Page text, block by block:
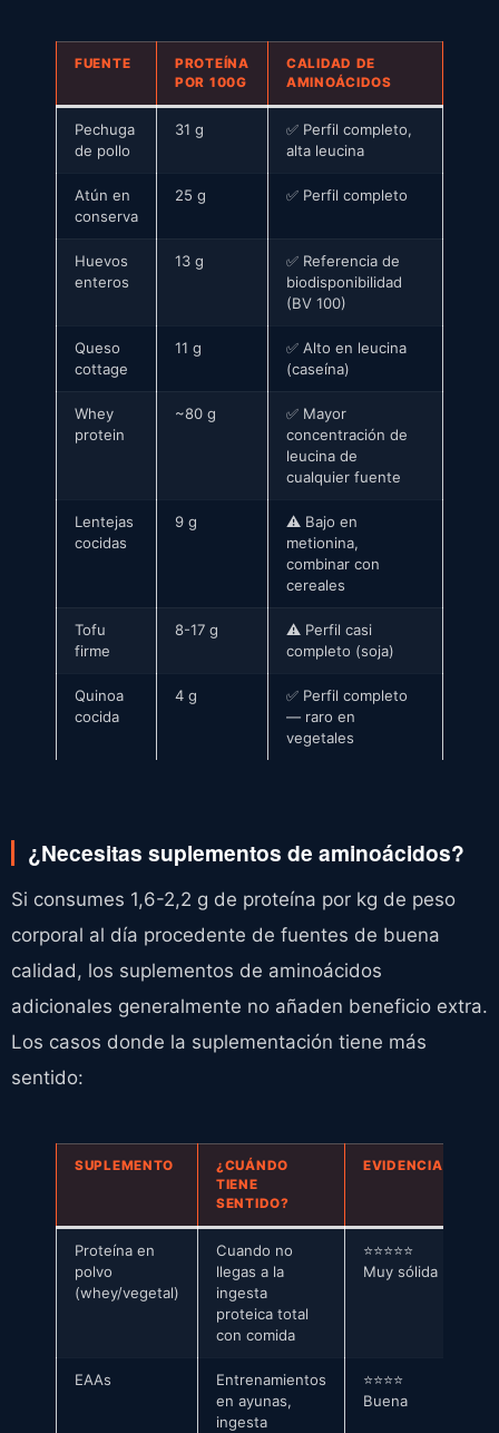
FUENTE
PROTEÍNA
POR 100G
CALIDAD DE
AMINOÁCIDOS
Pechuga
de pollo
31 g
✅ Perfil completo,
alta leucina
Atún en
conserva
25 g ✅ Perfil completo
Huevos
enteros
13 g
✅ Referencia de
biodisponibilidad
(BV 100)
Queso
cottage
11 g
✅ Alto en leucina
(caseína)
Whey
protein
~80 g
✅ Mayor
concentración de
leucina de
cualquier fuente
Lentejas
cocidas
9 g
⚠️ Bajo en
metionina,
combinar con
cereales
Tofu
firme
8-17 g
⚠️ Perfil casi
completo (soja)
Quinoa
cocida
4 g
✅ Perfil completo
— raro en
vegetales
¿Necesitas suplementos de aminoácidos?
Si consumes 1,6-2,2 g de proteína por kg de peso
corporal al día procedente de fuentes de buena
calidad, los suplementos de aminoácidos
adicionales generalmente no añaden beneficio extra.
Los casos donde la suplementación tiene más
sentido:
SUPLEMENTO
¿CUÁNDO
TIENE
SENTIDO?
EVIDENCIA
Proteína en
polvo
(whey/vegetal)
Cuando no
llegas a la
ingesta
proteica total
con comida
⭐⭐⭐⭐⭐
Muy sólida
EAAs
Entrenamientos
en ayunas,
ingesta
⭐⭐⭐⭐
Buena